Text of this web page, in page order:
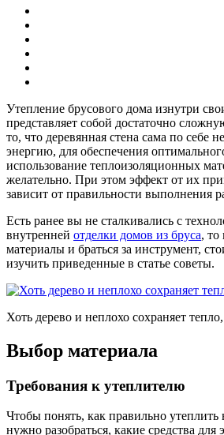
Утепление брусового дома изнутри
представляет собой достаточно
то, что деревянная стена сама по себе
энергию, для обеспечения
использование теплоизоляционных
желательно. При этом эффект от их
зависит от правильности выполнения
Есть ранее вы не сталкивались с
внутренней отделки домов из бруса, то
материалы и браться за инструмент,
изучить приведенные в статье советы.
Хоть дерево и неплохо сохраняет
Выбор материала
Требования к утеплителю
Чтобы понять, как правильно утеплить
нужно разобраться, какие средства для